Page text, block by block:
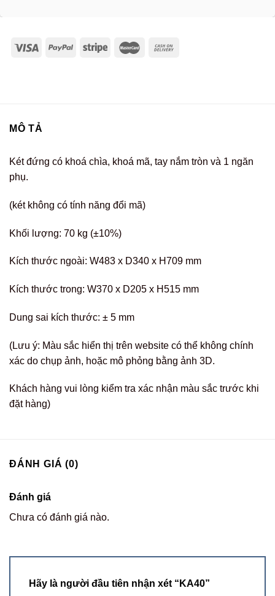
MÔ TẢ
Két đứng có khoá chìa, khoá mã, tay nắm tròn và 1 ngăn
phụ.
(két không có tính năng đổi mã)
Khối lượng: 70 kg (±10%)
Kích thước ngoài: W483 x D340 x H709 mm
Kích thước trong: W370 x D205 x H515 mm
Dung sai kích thước: ± 5 mm
(Lưu ý: Màu sắc hiển thị trên website có thể không chính
xác do chụp ảnh, hoặc mô phỏng bằng ảnh 3D.
Khách hàng vui lòng kiểm tra xác nhận màu sắc trước khi
đặt hàng)
ĐÁNH GIÁ (0)
Đánh giá
Chưa có đánh giá nào.
Hãy là người đầu tiên nhận xét “KA40”